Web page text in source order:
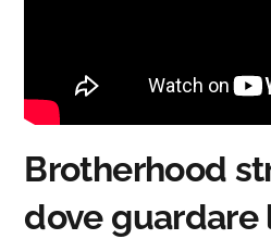
Brotherhood
dove guardare